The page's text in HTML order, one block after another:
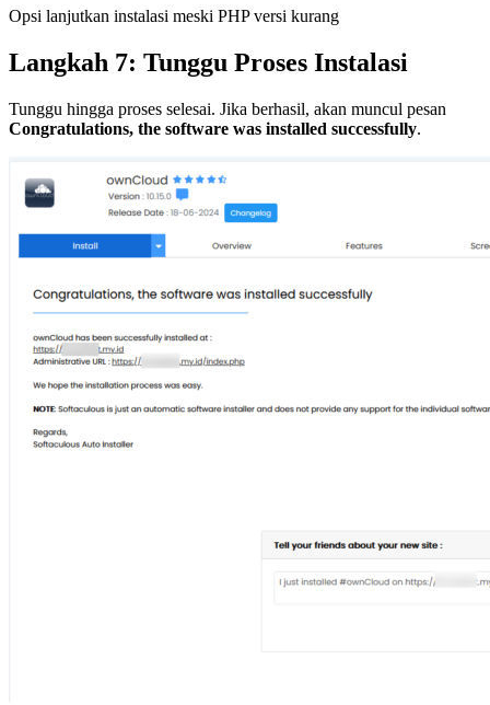
Opsi lanjutkan instalasi meski PHP versi kurang
Langkah 7: Tunggu Proses Instalasi
Tunggu hingga proses selesai. Jika berhasil, akan muncul pesan
Congratulations, the software was installed successfully.